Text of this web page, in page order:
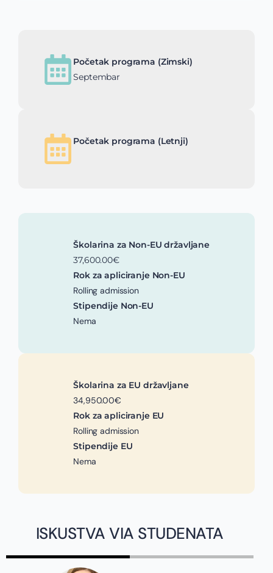
Početak programa (Zimski)
Septembar
Početak programa (Letnji)
Školarina za Non-EU državljane
37,600.00€
Rok za apliciranje Non-EU
Rolling admission
Stipendije Non-EU
Nema
Školarina za EU državljane
34,950.00€
Rok za apliciranje EU
Rolling admission
Stipendije EU
Nema
ISKUSTVA VIA STUDENATA